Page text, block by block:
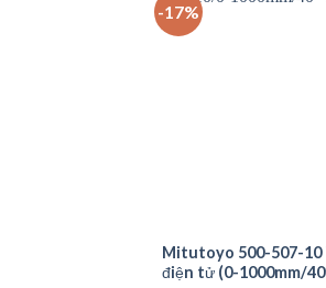
-17%
Mitutoyo 500-507-10
điện tử (0-1000mm/